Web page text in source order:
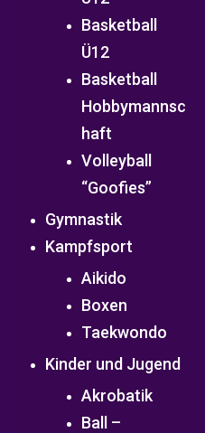
Basketball
Ü12
Basketball
Hobbymannsc
haft
Volleyball
“Goofies”
Gymnastik
Kampfsport
Aikido
Boxen
Taekwondo
Kinder und Jugend
Akrobatik
Ball –